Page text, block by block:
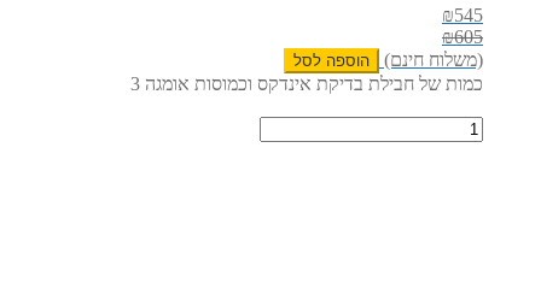
₪545
₪605
(משלוח חינם)
הוספה לסל
כמות של חבילת בדיקת אינדקס וכמוסות אומגה 3